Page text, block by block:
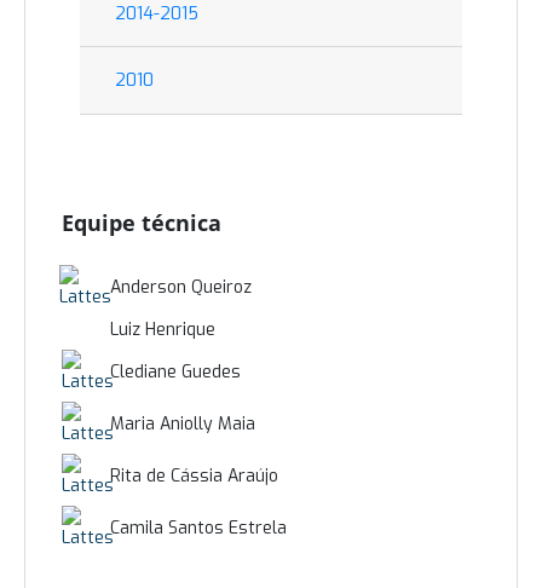
2014-2015
2010
Equipe técnica
Anderson Queiroz
Luiz Henrique
Clediane Guedes
Maria Aniolly Maia
Rita de Cássia Araújo
Camila Santos Estrela